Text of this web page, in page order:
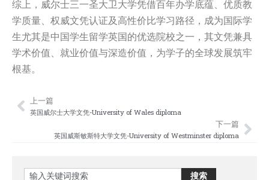
综上，威尔士三一圣大卫大学凭借百年办学底蕴、优质教
学质量、权威文凭认证及高性价比学习路径，成为国际学
生尤其是中国学生留学英国的优选院校之一，其文凭兼具
学术价值、就业价值与深造价值，为学子的全球发展筑牢
根基。
Prev
上一篇
英国威尔士大学文凭-University of Wales diploma
下一篇
英国威斯敏斯特大学文凭-University of Westminster diploma
Search 搜索